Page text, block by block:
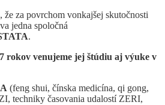
za povrchom vonkajšej skutočnosti
jedna spoločná
.
rokov venujeme jej štúdiu aj výuke v
(feng shui, čínska medicína, qi gong,
techniky časovania udalostí ZERI,